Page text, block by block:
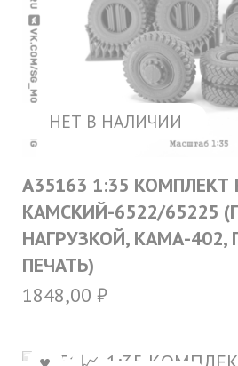
НЕТ В НАЛИЧИИ
A35163 1:35
КАМСКИЙ-6522/65225
НАГРУЗКОЙ, КАМА-402,
ПЕЧАТЬ)
1848,00 ₽